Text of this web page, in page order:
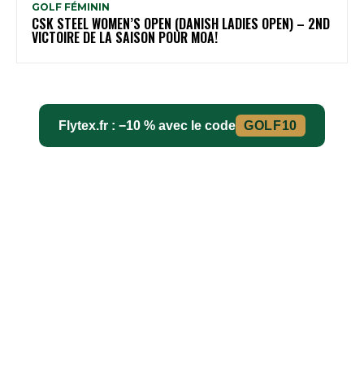
GOLF FÉMININ
CSK STEEL WOMEN’S OPEN (DANISH LADIES OPEN) – 2ND
VICTOIRE DE LA SAISON POUR MOA!
Flytex.fr : −10 % avec le code GOLF10